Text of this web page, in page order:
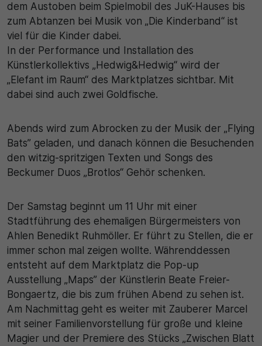
dem Austoben beim Spielmobil des JuK-Hauses bis
zum Abtanzen bei Musik von „Die Kinderband“ ist
viel für die Kinder dabei.
In der Performance und Installation des
Künstlerkollektivs „Hedwig&Hedwig“ wird der
„Elefant im Raum“ des Marktplatzes sichtbar. Mit
dabei sind auch zwei Goldfische.
Abends wird zum Abrocken zu der Musik der „Flying
Bats” geladen, und danach können die Besuchenden
den witzig-spritzigen Texten und Songs des
Beckumer Duos „Brotlos“ Gehör schenken.
Der Samstag beginnt um 11 Uhr mit einer
Stadtführung des ehemaligen Bürgermeisters von
Ahlen Benedikt Ruhmöller. Er führt zu Stellen, die er
immer schon mal zeigen wollte. Währenddessen
entsteht auf dem Marktplatz die Pop-up
Ausstellung „Maps” der Künstlerin Beate Freier-
Bongaertz, die bis zum frühen Abend zu sehen ist.
Am Nachmittag geht es weiter mit Zauberer Marcel
mit seiner Familienvorstellung für große und kleine
Magier und der Premiere des Stücks „Zwischen Blatt